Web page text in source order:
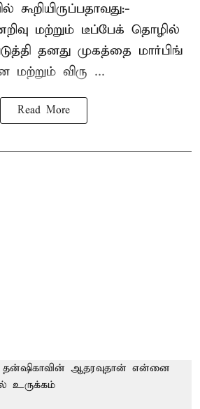
மற்றும் டீப்பேக் தொழில்
தனது முகத்தை மார்பிங்
மற்றும் விரு ...
Read More